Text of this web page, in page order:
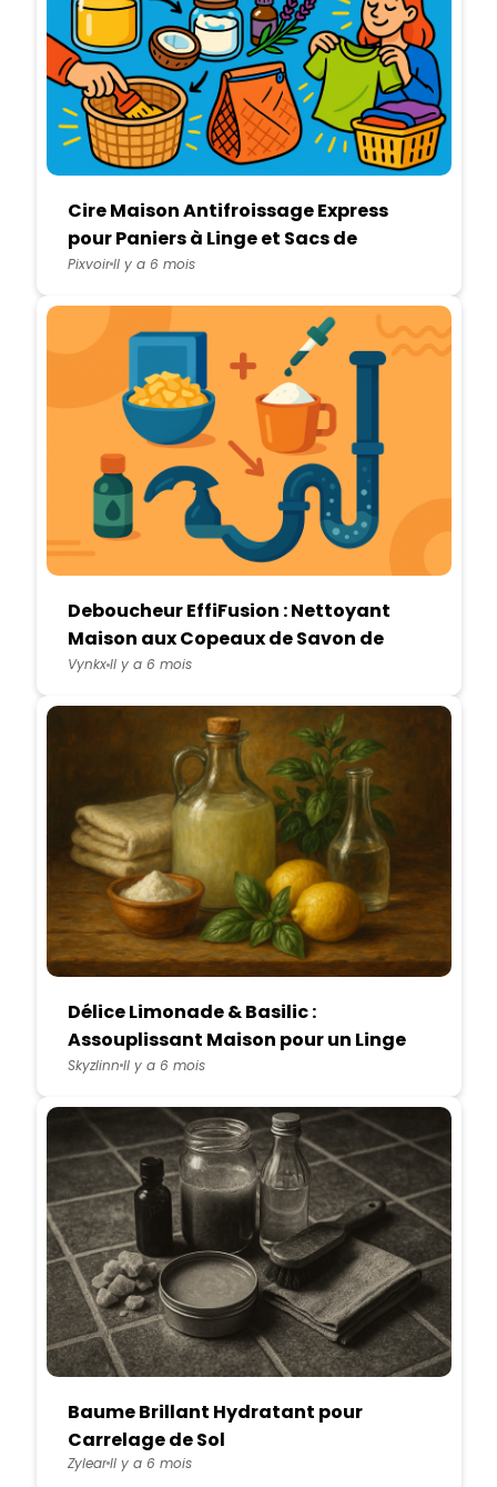
Cire Maison Antifroissage Express
pour Paniers à Linge et Sacs de
Lavage
PixvoirIl y a 6 mois
Deboucheur EffiFusion : Nettoyant
Maison aux Copeaux de Savon de
Marseille et Bicarbonate
VynkxIl y a 6 mois
Délice Limonade & Basilic :
Assouplissant Maison pour un Linge
Frais et Léger
Skyzlinn Il y a 6 mois
Baume Brillant Hydratant pour
Carrelage de Sol
ZylearIl y a 6 mois